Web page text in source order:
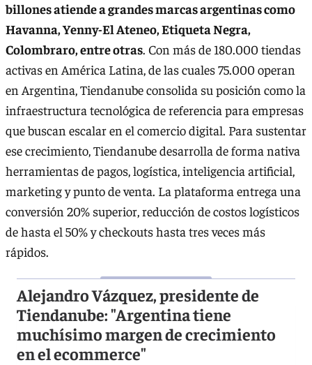
billones atiende a grandes marcas argentinas como
Havanna, Yenny-El Ateneo, Etiqueta Negra,
Colombraro, entre otras. Con más de 180.000 tiendas
activas en América Latina, de las cuales 75.000 operan
en Argentina, Tiendanube consolida su posición como la
infraestructura tecnológica de referencia para empresas
que buscan escalar en el comercio digital. Para sustentar
ese crecimiento, Tiendanube desarrolla de forma nativa
herramientas de pagos, logística, inteligencia artificial,
marketing y punto de venta. La plataforma entrega una
conversión 20% superior, reducción de costos logísticos
de hasta el 50% y checkouts hasta tres veces más
rápidos.
Alejandro Vázquez, presidente de
Tiendanube: "Argentina tiene
muchísimo margen de crecimiento
en el ecommerce"